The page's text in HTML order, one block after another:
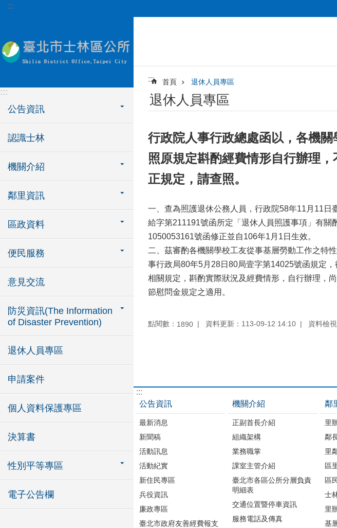
跳到主要內容區塊
:::
:::
公告資訊
認識士林
機關介紹
鄰里資訊
區政資料
便民服務
意見交流
防災資訊(The Information
of Disaster Prevention)
退休人員專區
申請案件
個人資料保護專區
決算書
性別平等專區
電子公告欄
::: 首頁 退休人員專區
退休人員專區
行政院人事行政總處函以，各機
照原規定斟酌經費情形自行辦理
正規定，請查照。
一、查為照護退休公務人員，行政院58年11月11
給字第211191號函所定「退休人員照護事項」有
1050053161號函修正並自106年1月1日生效。
二、茲審酌各機關學校工友從事基層勞動工作之特
事行政局80年5月28日80局壹字第14025號函規定
相關規定，斟酌實際狀況及經費情形，自行辦理，
節慰問金規定之適用。
點閱數： 1890 資料更新：113-09-12 14:10 資料檢
:::
公告資訊
最新消息
新聞稿
活動訊息
活動紀實
新住民專區
兵役資訊
廉政專區
臺北市政府友善經費報支
機關介紹
正副首長介紹
組織架構
業務職掌
課室主管介紹
臺北市各區公所分層負責
明細表
交通位置暨停車資訊
服務電話及傳真
鄰
里
鄰
里
區
區
士
里
基